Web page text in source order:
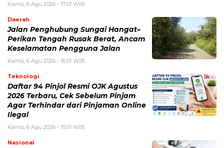
Kamis, 6 Agu 2026 - 17:01 WIB
Daerah
Jalan Penghubung Sungai Hangat–
Perikan Tengah Rusak Berat, Ancam
Keselamatan Pengguna Jalan
Kamis, 6 Agu 2026 - 16:01 WIB
Teknologi
Daftar 94 Pinjol Resmi OJK Agustus
2026 Terbaru, Cek Sebelum Pinjam
Agar Terhindar dari Pinjaman Online
Ilegal
Kamis, 6 Agu 2026 - 15:01 WIB
Nasional